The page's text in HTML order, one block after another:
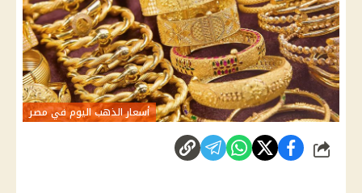
أسعار الذهب اليوم في مصر
شارك